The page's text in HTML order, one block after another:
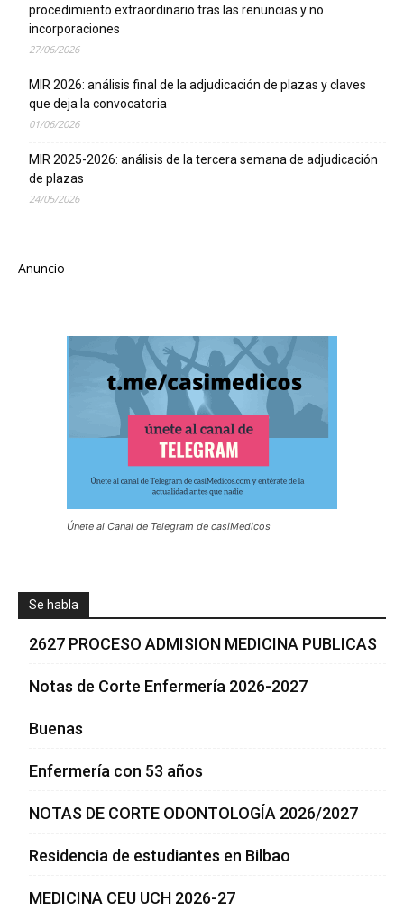
procedimiento extraordinario tras las renuncias y no
incorporaciones
27/06/2026
MIR 2026: análisis final de la adjudicación de plazas y claves
que deja la convocatoria
01/06/2026
MIR 2025-2026: análisis de la tercera semana de adjudicación
de plazas
24/05/2026
Anuncio
Únete al Canal de Telegram de casiMedicos
Se habla
2627 PROCESO ADMISION MEDICINA PUBLICAS
Notas de Corte Enfermería 2026-2027
Buenas
Enfermería con 53 años
NOTAS DE CORTE ODONTOLOGÍA 2026/2027
Residencia de estudiantes en Bilbao
MEDICINA CEU UCH 2026-27